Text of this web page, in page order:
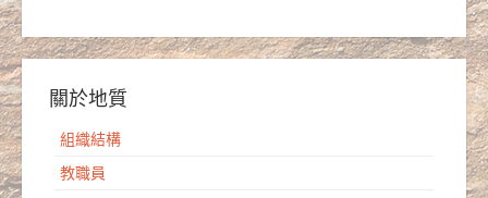
關於地質
組織結構
教職員